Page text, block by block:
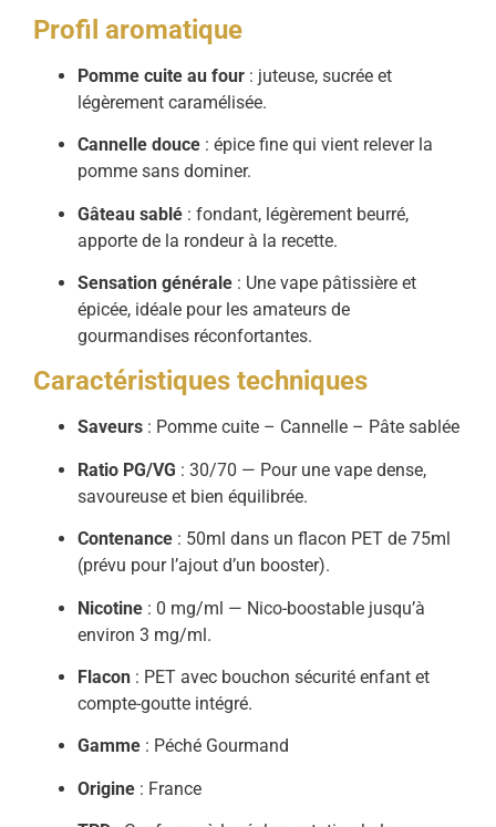
Profil aromatique
Pomme cuite au four : juteuse, sucrée et
légèrement caramélisée.
Cannelle douce : épice fine qui vient relever la
pomme sans dominer.
Gâteau sablé : fondant, légèrement beurré,
apporte de la rondeur à la recette.
Sensation générale : Une vape pâtissière et
épicée, idéale pour les amateurs de
gourmandises réconfortantes.
Caractéristiques techniques
Saveurs : Pomme cuite – Cannelle – Pâte sablée
Ratio PG/VG : 30/70 — Pour une vape dense,
savoureuse et bien équilibrée.
Contenance : 50ml dans un flacon PET de 75ml
(prévu pour l’ajout d’un booster).
Nicotine : 0 mg/ml — Nico-boostable jusqu’à
environ 3 mg/ml.
Flacon : PET avec bouchon sécurité enfant et
compte-goutte intégré.
Gamme : Péché Gourmand
Origine : France